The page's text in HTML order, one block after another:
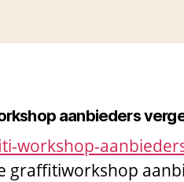
aanbieders
workshop-
graffitiworkshop